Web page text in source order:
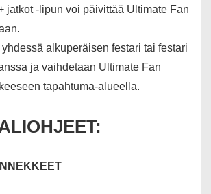
jatkot -lipun voi päivittää Ultimate Fan
alkuperäisen festari tai festari
ja vaihdetaan Ultimate Fan
tapahtuma-alueella.